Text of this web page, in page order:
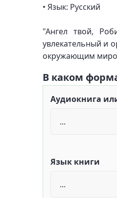
• Язык: Русский
"Ангел твой,
увлекательный и
окружающим
В каком
Аудиокнига
Язык книги